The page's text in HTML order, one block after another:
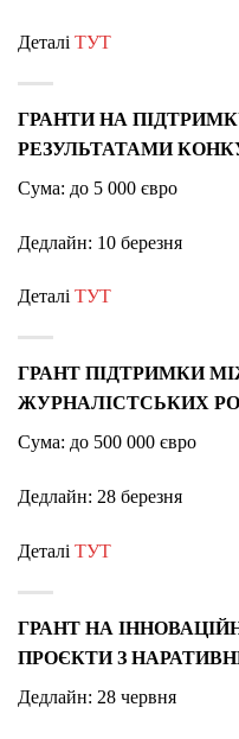
Деталі ТУТ
ГРАНТИ НА
РЕЗУЛЬТАТАМИ
Сума: до 5 000 євро
Дедлайн: 10 березня
Деталі ТУТ
ГРАНТ ПІДТРИМКИ
ЖУРНАЛІСТСЬКИХ
Сума: до 500 000 євро
Дедлайн: 28 березня
Деталі ТУТ
ГРАНТ НА
ПРОЄКТИ З
Дедлайн: 28 червня